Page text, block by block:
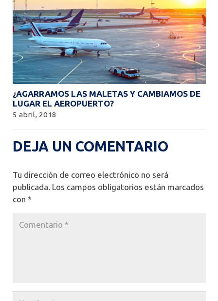
¿AGARRAMOS LAS MALETAS Y CAMBIAMOS DE
LUGAR EL AEROPUERTO?
5 abril, 2018
DEJA UN COMENTARIO
Tu dirección de correo electrónico no será
publicada. Los campos obligatorios están marcados
con *